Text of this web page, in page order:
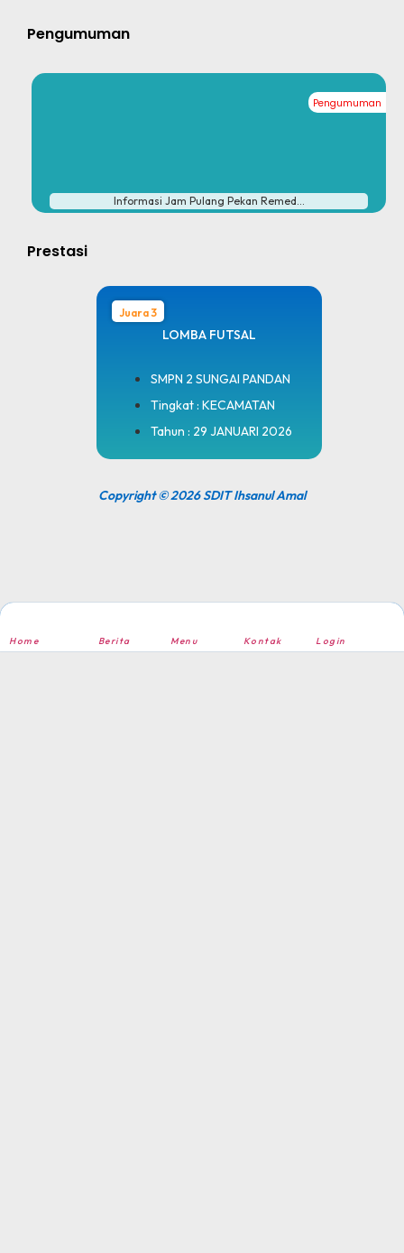
Pengumuman
Pengumuman
Informasi Jam Pulang Pekan Remed...
Prestasi
Juara 3
LOMBA FUTSAL
SMPN 2 SUNGAI PANDAN
Tingkat : KECAMATAN
Tahun : 29 JANUARI 2026
Copyright © 2026 SDIT Ihsanul Amal
Home Berita Menu Kontak Login